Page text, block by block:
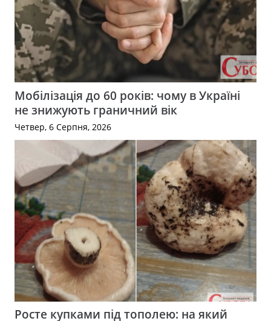
Мобілізація до 60 років: чому в Україні
не знижують граничний вік
Четвер, 6 Серпня, 2026
Росте купками під тополею: на який